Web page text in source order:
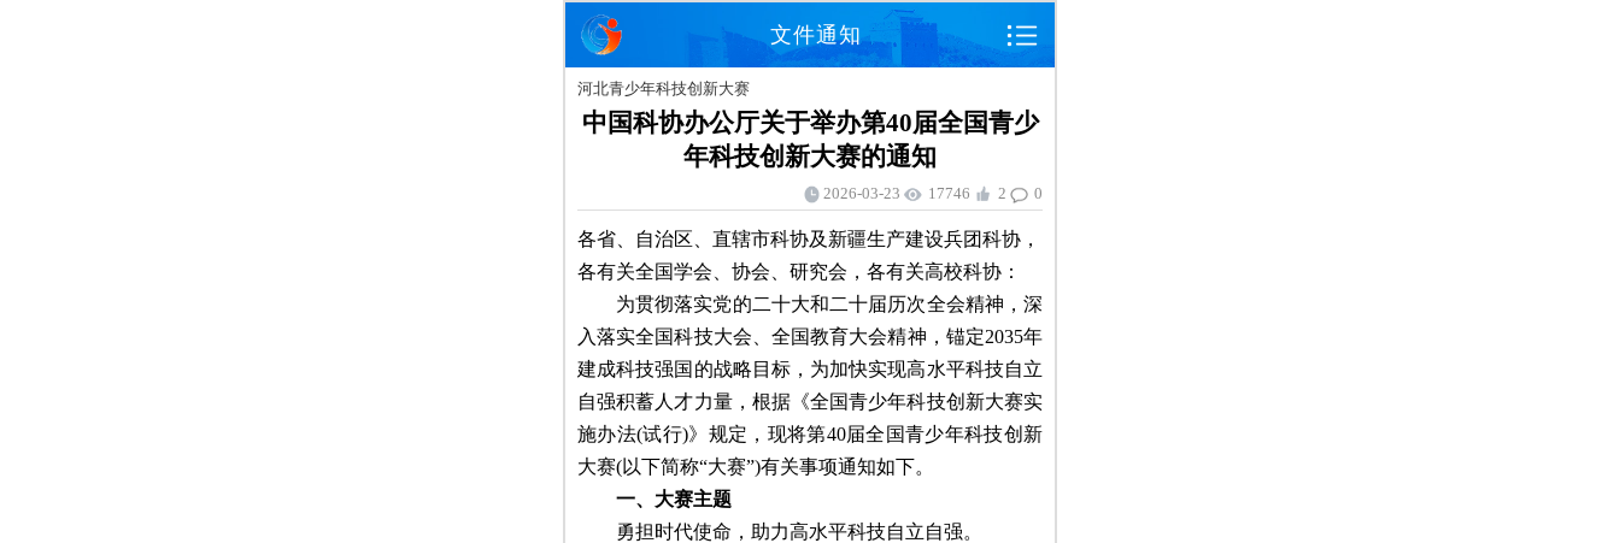
文件通知
河北青少年科技创新大赛
中国科协办公厅关于举办第40届全国青少
年科技创新大赛的通知
2026-03-23 17746 2 0
各省、自治区、直辖市科协及新疆生产建设兵团科协，
各有关全国学会、协会、研究会，各有关高校科协：
为贯彻落实党的二十大和二十届历次全会精神，深
入落实全国科技大会、全国教育大会精神，锚定2035年
建成科技强国的战略目标，为加快实现高水平科技自立
自强积蓄人才力量，根据《全国青少年科技创新大赛实
施办法(试行)》规定，现将第40届全国青少年科技创新
大赛(以下简称“大赛”)有关事项通知如下。
一、大赛主题
勇担时代使命，助力高水平科技自立自强。